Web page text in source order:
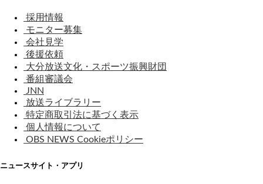
採用情報
モニター募集
会社見学
後援依頼
大分放送文化・スポーツ振興財団
番組審議会
JNN
放送ライブラリー
特定商取引法に基づく表示
個人情報について
OBS NEWS Cookieポリシー
ニュースサイト・アプリ